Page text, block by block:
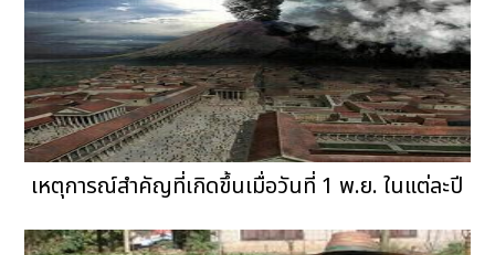
เหตุการณ์สำคัญที่เกิดขึ้นเมื่อวันที่ 1 พ.ย. ในแต่ละปี